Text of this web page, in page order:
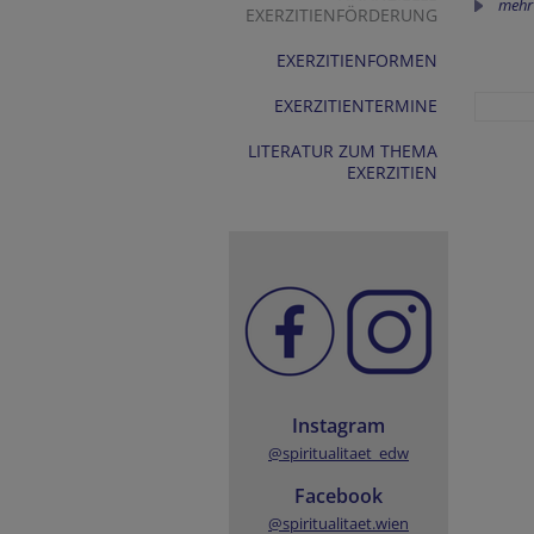
EXERZITIENFÖRDERUNG
EXERZITIENFORMEN
EXERZITIENTERMINE
LITERATUR ZUM THEMA
EXERZITIEN
Instagram
@spiritualitaet_edw
Facebook
@spiritualitaet.wien
mehr